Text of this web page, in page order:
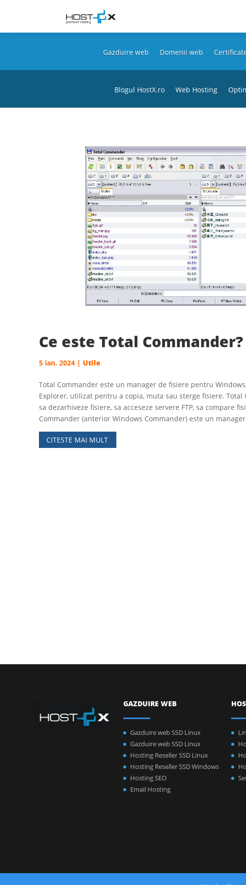
Gazduire web Domenii web
Blogul HostX.ro Web Hosting
Ce este Total Commander?
5 ian. 2024| Utile
Total Commander este un manager de fisiere pentru
Explorer, utilizat pentru a copia, muta sau sterge fisiere.
sa dezarhiveze fisiere, sa acceseze servere FTP, sa compare
Commander (anterior Windows Commander) este un
CITESTE MAI MULT
GAZDUIRE WEB
Gazduire web SSD Linux
Gazduire web SSD Linux
Hosting Reseller SSD Linux
Hosting Reseller SSD Windows
Hosting SEO
Email Hosting